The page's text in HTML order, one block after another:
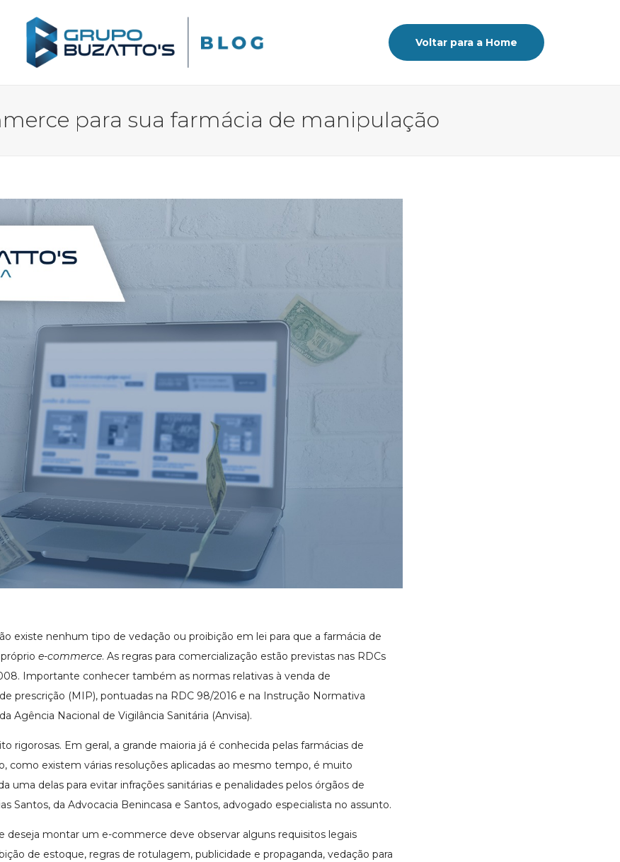
Voltar para a Home
para sua farmácia de manipulação
existe nenhum tipo de vedação ou proibição em lei para que a farmácia de
e-commerce. As regras para comercialização estão previstas nas RDCs
Importante conhecer também as normas relativas à venda de
prescrição (MIP), pontuadas na RDC 98/2016 e na Instrução Normativa
Agência Nacional de Vigilância Sanitária (Anvisa).
rigorosas. Em geral, a grande maioria já é conhecida pelas farmácias de
como existem várias resoluções aplicadas ao mesmo tempo, é muito
uma delas para evitar infrações sanitárias e penalidades pelos órgãos de
Santos, da Advocacia Benincasa e Santos, advogado especialista no assunto.
deseja montar um e-commerce deve observar alguns requisitos legais
de estoque, regras de rotulagem, publicidade e propaganda, vedação para